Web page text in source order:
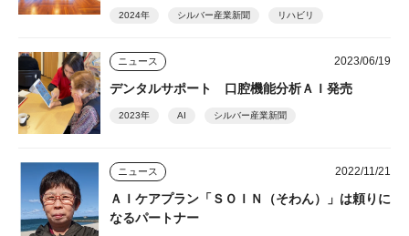
2024年 シルバー産業新聞 リハビリ
ニュース 2023/06/19
デンタルサポート 口腔機能分析ＡＩ発売
2023年 AI シルバー産業新聞
ニュース 2022/11/21
ＡＩケアプラン「ＳＯＩＮ（そわん）」は頼りに
なるパートナー